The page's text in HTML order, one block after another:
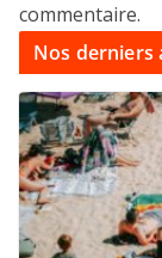
commentaire.
Nos derniers